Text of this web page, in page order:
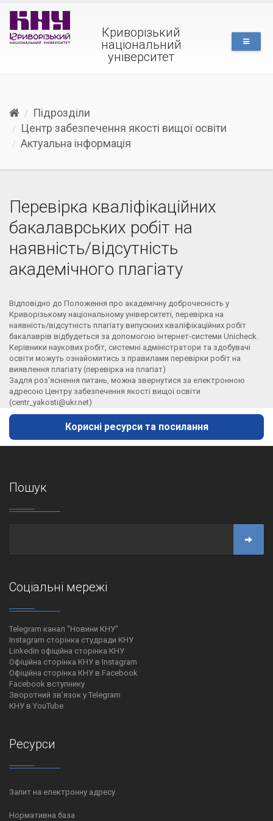
Криворізький
національний
університет
Підрозділи
Центр забезпечення якості вищої освіти
Актуальна інформація
Перевірка кваліфікаційних
бакалаврських робіт на
наявність/відсутність
академічного плагіату
Відповідно до Положення про академічну доброчесність у
Криворізькому національному університеті, перевірка на
наявність/відсутність плагіату випускних кваліфікаційних робіт
бакалаврів відбудеться за допомогою інтернет-системи Unicheck.
Керівники наукових робіт, системні адміністратори та здобувачі
освіти можуть ознайомитись з правилами перевірки робіт на
виявлення плагіату (перевірка на плагіат)
Задля роз’яснення питань, можна звернутися за електронною
адресою Центру забезпечення якості вищої освіти
(centr_yakosti@ukr.net)
Корисні ресурси та посилання
Пошук
Соціальні мережі
Telegram канал "Новини КНУ"
Instagram сторінка студради КНУ
Linkedin офіційна сторінка КНУ
Офіційна сторінка КНУ в Instagram
Офіційна сторінка КНУ в Facebook
Facebook вступнику
Зворотний зв’язок у Telegram
КНУ в YouTube
Ресурси
Запит на електронну адресу
Нормативна база